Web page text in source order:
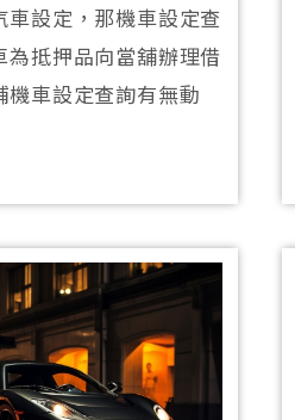
設定，那機車設定查
抵押品向當舖辦理借
車設定查詢有無動